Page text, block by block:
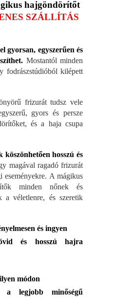
hajgöndörítőt
SZÁLLÍTÁS
gyorsan, egyszerűen és
Mostantól minden
fodrászstúdióból kilépett
frizurát tudsz vele
gyors és persze
és a haja csupa
hosszú és
magával ragadó frizurát
eseményekre. A mágikus
minden nőnek és
a véletlenre, és szeretik
és ingyen
és hosszú hajra
módon
a legjobb minőségű